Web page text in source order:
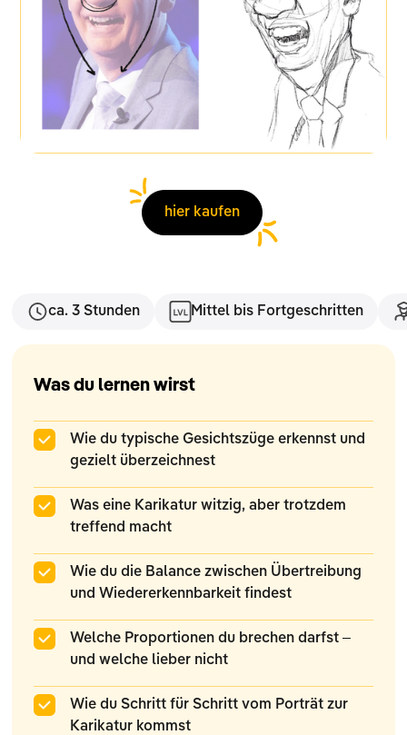
hier kaufen
ca. 3 Stunden Mittel bis Fortgeschritten
Was du lernen wirst
Wie du typische Gesichtszüge erkennst und
gezielt überzeichnest
Was eine Karikatur witzig, aber trotzdem
treffend macht
Wie du die Balance zwischen Übertreibung
und Wiedererkennbarkeit findest
Welche Proportionen du brechen darfst –
und welche lieber nicht
Wie du Schritt für Schritt vom Porträt zur
Karikatur kommst